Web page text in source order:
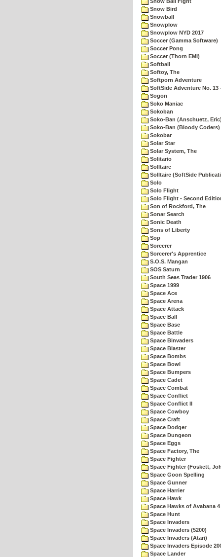
Snow Bird
Snowball
Snowplow
Snowplow NYD 2017
Soccer (Gamma Software)
Soccer Pong
Soccer (Thorn EMI)
Softball
Softoy, The
Softporn Adventure
SoftSide Adventure No. 13
Sogon
Soko Maniac
Sokoban
Soko-Ban (Anschuetz,
Soko-Ban (Bloody Coders)
Sokobar
Solar Star
Solar System, The
Solitario
Solltaire
Solltaire (SoftSide
Solo
Solo Flight
Solo Flight - Second
Son of Rockford, The
Sonar Search
Sonic Death
Sons of Liberty
Sop
Sorcerer
Sorcerer's Apprentice
S.O.S. Mangan
SOS Saturn
South Seas Trader 1906
Space 1999
Space Ace
Space Arena
Space Attack
Space Ball
Space Base
Space Battle
Space Binvaders
Space Blaster
Space Bombs
Space Bowl
Space Bumpers
Space Cadet
Space Combat
Space Conflict
Space Conflict II
Space Cowboy
Space Craft
Space Dodger
Space Dungeon
Space Eggs
Space Factory, The
Space Fighter
Space Fighter (Foskett,
Space Goon Spelling
Space Gunner
Space Harrier
Space Hawk
Space Hawks of Avabana 4
Space Hunt
Space Invaders
Space Invaders (5200)
Space Invaders (Atari)
Space Invaders Episode
Space Lander